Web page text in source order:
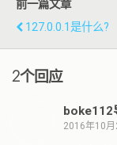
前一篇文章
127.0.0.1是什么?
2个回应
boke112
2016年10月